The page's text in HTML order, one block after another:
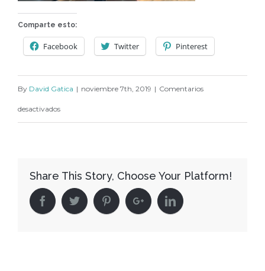
Comparte esto:
Facebook Twitter Pinterest
By David Gatica | noviembre 7th, 2019 | Comentarios
desactivadosen
8fee-
711711e76f91
Share This Story, Choose Your Platform!